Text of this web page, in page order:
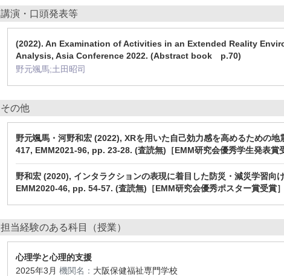
講演・口頭発表等
(2022). An Examination of Activities in an Extended Reality
Analysis, Asia Conference 2022. (Abstract book p.70)
野元颯馬;土田昭司
その他
野元颯馬・河野和宏 (2022), XRを用いた自己効力感を高めるための
417, EMM2021-96, pp. 23-28. (査読無)［EMM研究会優秀学生発表賞
野和宏 (2020), インタラクションの表現に着目した防災・減災学習
EMM2020-46, pp. 54-57. (査読無)［EMM研究会優秀ポスター賞受賞］
担当経験のある科目（授業）
心理学と心理的支援
2025年3月 機関名： 大阪保健福祉専門学校